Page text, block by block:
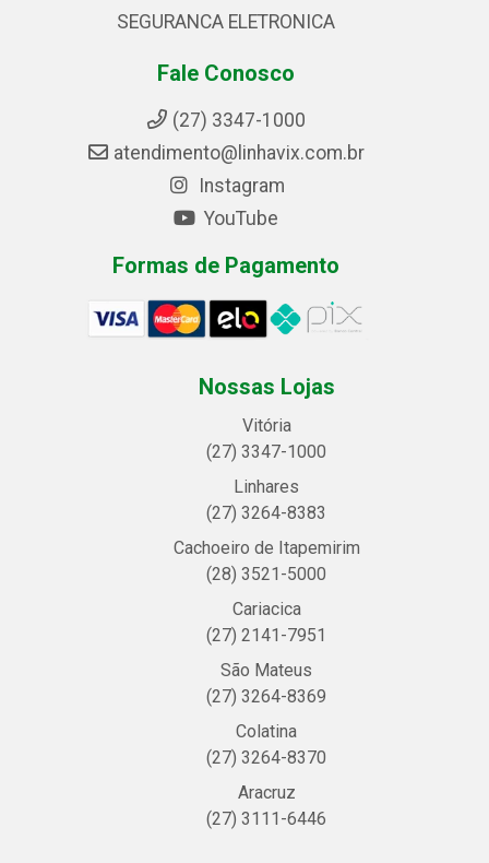
SEGURANCA ELETRONICA
Fale Conosco
(27) 3347-1000
atendimento@linhavix.com.br
Instagram
YouTube
Formas de Pagamento
Nossas Lojas
Vitória
(27) 3347-1000
Linhares
(27) 3264-8383
Cachoeiro de Itapemirim
(28) 3521-5000
Cariacica
(27) 2141-7951
São Mateus
(27) 3264-8369
Colatina
(27) 3264-8370
Aracruz
(27) 3111-6446